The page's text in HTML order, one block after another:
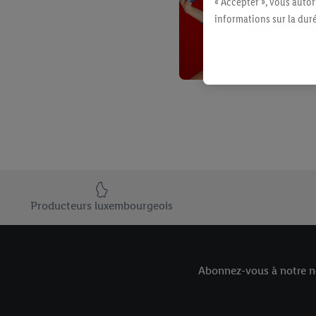
Élément du pied de page avec les USPs de Lidl Luxembourg
Producteurs luxembourgeois
Abonnez-vous à notre
informations sur la